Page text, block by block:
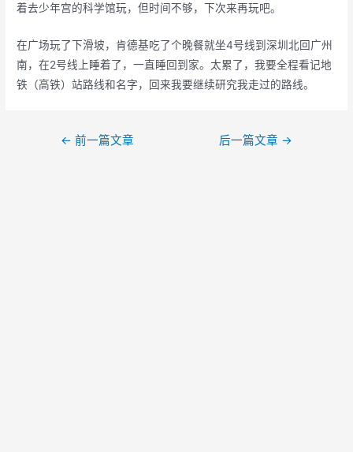
着去少年宫的科学馆玩，但时间不够，下次来再玩吧。
在广场玩了下滑坡，肯德基吃了个晚餐就坐4号线到深圳北回广州
南，在2号线上睡着了，一直睡回到家。太累了，我要全程看记地
铁（高铁）站路线和名字，回来我要继续研究我走过的路线。
← 前一篇文章 后一篇文章 →